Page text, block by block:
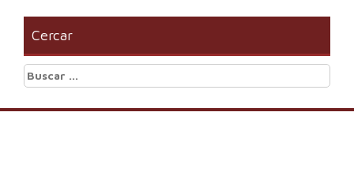
Cercar
Buscar: